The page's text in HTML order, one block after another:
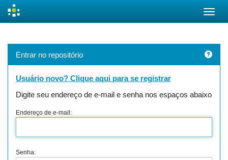
Entrar no repositório
Usuário novo? Clique aqui para se registrar
Digite seu endereço de e-mail e senha nos espaços abaixo
Endereço de e-mail:
Senha: